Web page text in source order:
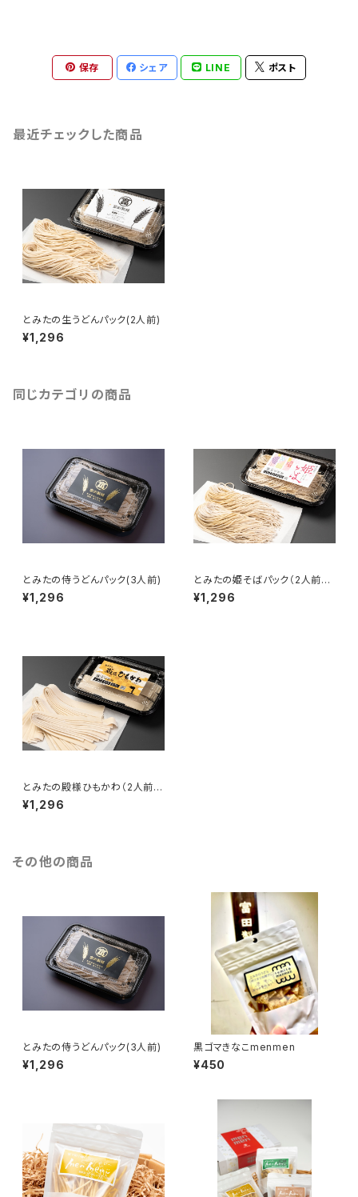
保存 シェア LINE ポスト
最近チェックした商品
とみたの生うどんパック(2人前)
¥1,296
同じカテゴリの商品
とみたの侍うどんパック(3人前)
¥1,296
とみたの姫そばパック（2人前つ
ゆ付き）
¥1,296
とみたの殿様ひもかわ（2人前つ
ゆ付き）
¥1,296
その他の商品
とみたの侍うどんパック(3人前)
¥1,296
黒ゴマきなこmenmen
¥450